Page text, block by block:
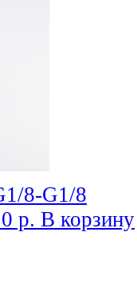
8-G1/8
р. В корзину